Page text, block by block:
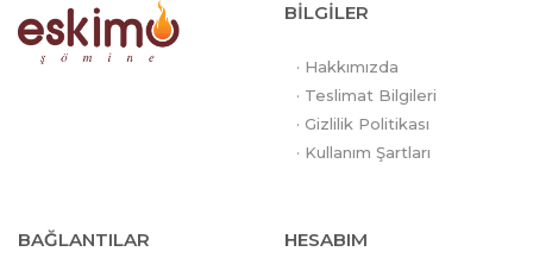
BİLGİLER
· Hakkımızda
· Teslimat Bilgileri
· Gizlilik Politikası
· Kullanım Şartları
BAĞLANTILAR HESABIM